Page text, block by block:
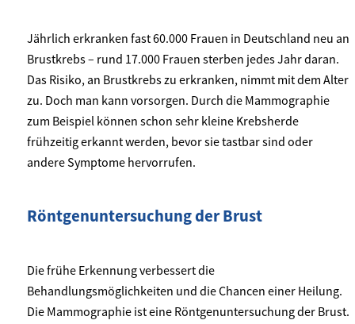
Jährlich erkranken fast 60.000 Frauen in Deutschland neu an
Brustkrebs – rund 17.000 Frauen sterben jedes Jahr daran.
Das Risiko, an Brustkrebs zu erkranken, nimmt mit dem Alter
zu. Doch man kann vorsorgen. Durch die Mammographie
zum Beispiel können schon sehr kleine Krebsherde
frühzeitig erkannt werden, bevor sie tastbar sind oder
andere Symptome hervorrufen.
Röntgenuntersuchung der Brust
Die frühe Erkennung verbessert die
Behandlungsmöglichkeiten und die Chancen einer Heilung.
Die Mammographie ist eine Röntgenuntersuchung der Brust.